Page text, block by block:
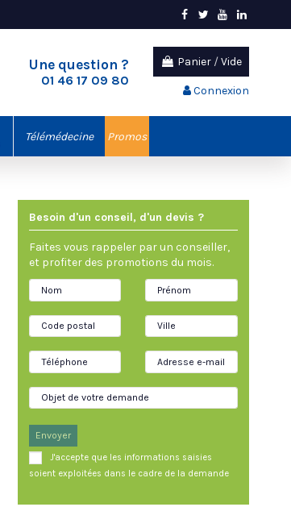
Une question ?
01 46 17 09 80
Panier /Vide
Connexion
Télémédecine Promos
Besoin d'un conseil, d'un devis ?
Faites vous rappeler par un conseiller,
et profiter des promotions du mois.
Envoyer
J'accepte que les informations saisies
soient exploitées dans le cadre de la demande